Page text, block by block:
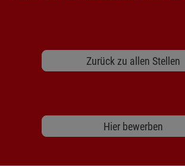
Zurück zu allen Stellen
Hier bewerben